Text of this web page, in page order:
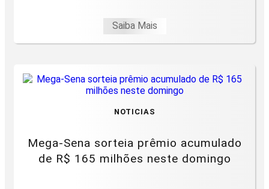
Saiba Mais
NOTICIAS
Mega-Sena sorteia prêmio acumulado
de R$ 165 milhões neste domingo